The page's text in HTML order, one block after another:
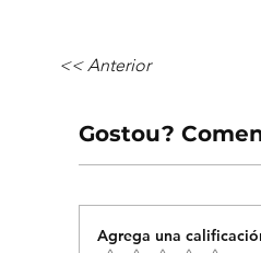
<< Anterior
Gostou?
Agrega una